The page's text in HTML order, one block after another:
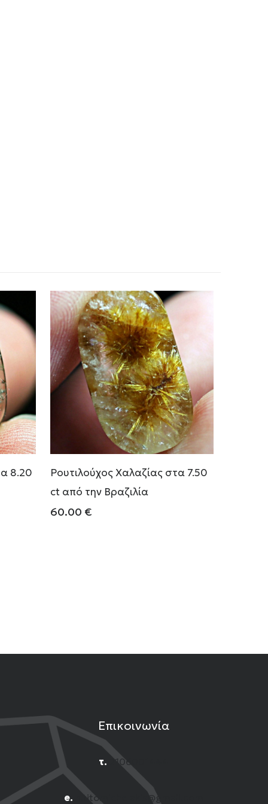
8.20
Ρουτιλούχος Χαλαζίας στα 7.50
ct από την Βραζιλία
60.00 €
Επικοινωνία
τ. 2106001444
e. n.titomichelakis@gmail.com